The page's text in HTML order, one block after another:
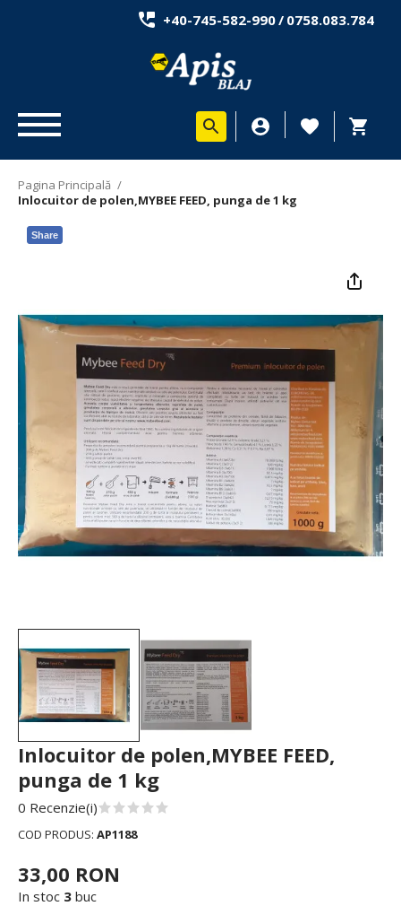
+40-745-582-990/ 0758.083.784
Pagina Principală /
Inlocuitor de polen,MYBEE FEED, punga de 1 kg
Share
Inlocuitor de polen,MYBEE FEED,
punga de 1 kg
0 Recenzie(i)
COD PRODUS: AP1188
33,00 RON
In stoc 3 buc